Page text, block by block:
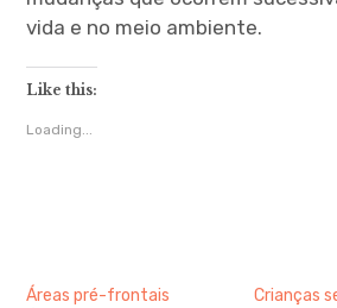
vida e no meio ambiente.
Like this:
Loading...
Áreas pré-frontais
Crianças